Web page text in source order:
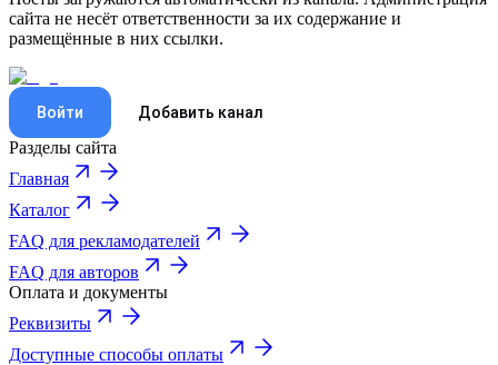
сайта не несёт ответственности за их содержание и
размещённые в них ссылки.
Войти Добавить канал
Разделы сайта
Главная
Каталог
FAQ для рекламодателей
FAQ для авторов
Оплата и документы
Реквизиты
Доступные способы оплаты